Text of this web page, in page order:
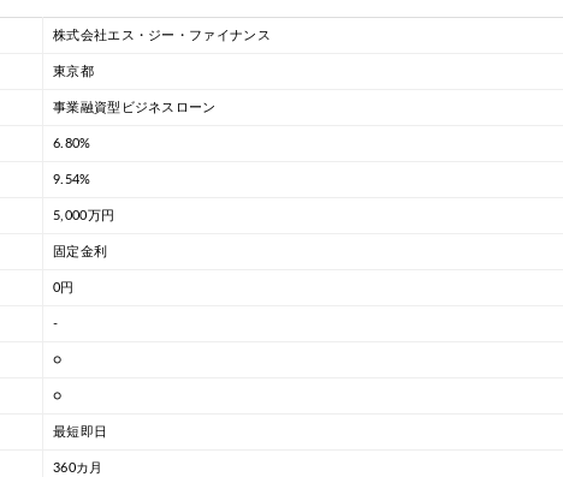
株式会社エス・ジー・ファイナンス
東京都
事業融資型ビジネスローン
6.80%
9.54%
5,000万円
固定金利
0円
-
○
○
最短即日
360カ月